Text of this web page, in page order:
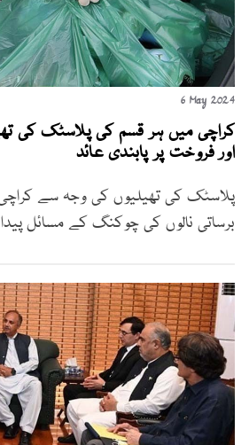
6 May 2024
کراچی میں ہر قسم کی پلاسٹک کی
اور فروخت پر پابندی عائد
پلاسٹک کی تھیلیوں کی وجہ سے کراچی
برساتی نالوں کی چوکنگ کے مسائل